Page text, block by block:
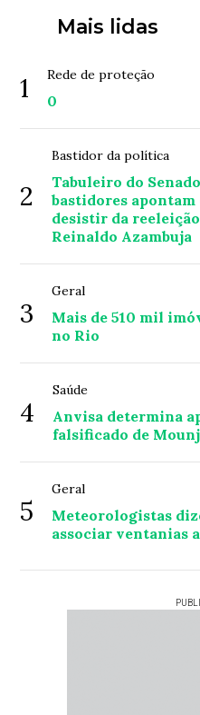
Mais lidas
1 Rede de proteção
0
2
Bastidor da política
Tabuleiro do
bastidores
desistir da
Reinaldo Azambuja
3
Geral
Mais de 510 mil
no Rio
4
Saúde
Anvisa determina
falsificado de
5
Geral
Meteorologistas
associar ventanias